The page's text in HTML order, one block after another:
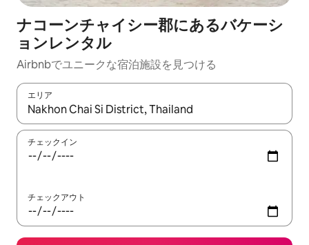
ナコーンチャイシー郡にあるバケーシ
ョンレンタル
Airbnbでユニークな宿泊施設を見つける
エリア
検索結果が表示されたら、上下の矢印キーを使って移動するか
チェックイン
チェックアウト